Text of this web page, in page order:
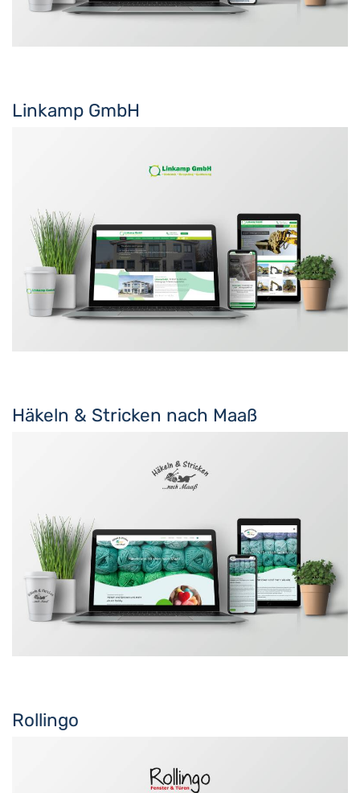
Linkamp GmbH
Häkeln & Stricken nach Maaß
Rollingo